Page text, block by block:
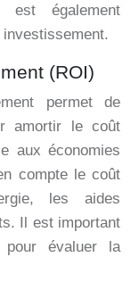
est également
(ROI)
permet de
amortir le coût
aux économies
compte le coût
les aides
Il est important
pour évaluer la